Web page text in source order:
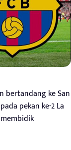
bertandang ke San
pekan ke-2 La
membidik